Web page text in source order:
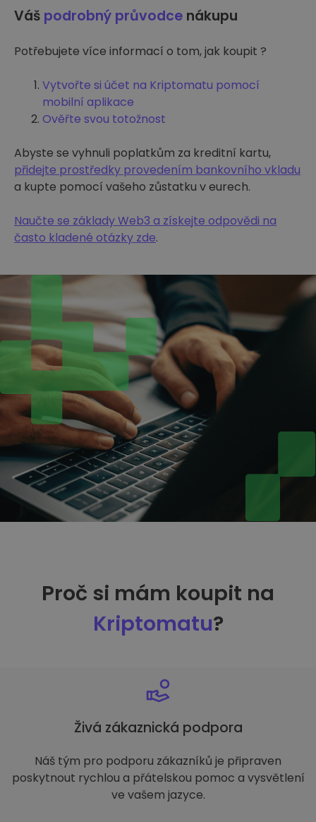
Váš podrobný průvodce nákupu
Potřebujete více informací o tom, jak koupit ?
Vytvořte si účet na Kriptomatu pomocí
mobilní aplikace
Ověřte svou totožnost
Abyste se vyhnuli poplatkům za kreditní kartu,
přidejte prostředky provedením bankovního vkladu
a kupte pomocí vašeho zůstatku v eurech.
Naučte se základy Web3 a získejte odpovědi na
často kladené otázky zde.
Proč si mám koupit na
Kriptomatu?
Živá zákaznická podpora
Náš tým pro podporu zákazníků je připraven
poskytnout rychlou a přátelskou pomoc a vysvětlení
ve vašem jazyce.